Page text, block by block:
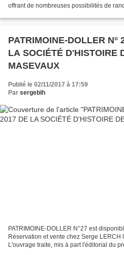
offrant de nombreuses possibilités de
PATRIMOINE-DOLLER N°
LA SOCIÉTÉ D'HISTOIRE
MASEVAUX
Publié le 02/11/2017 à 17:59
Par sergeblh
PATRIMOINE-DOLLER N°27 est
Réservation et vente chez Serge
L'ouvrage traite, mis à part l'éditorial du